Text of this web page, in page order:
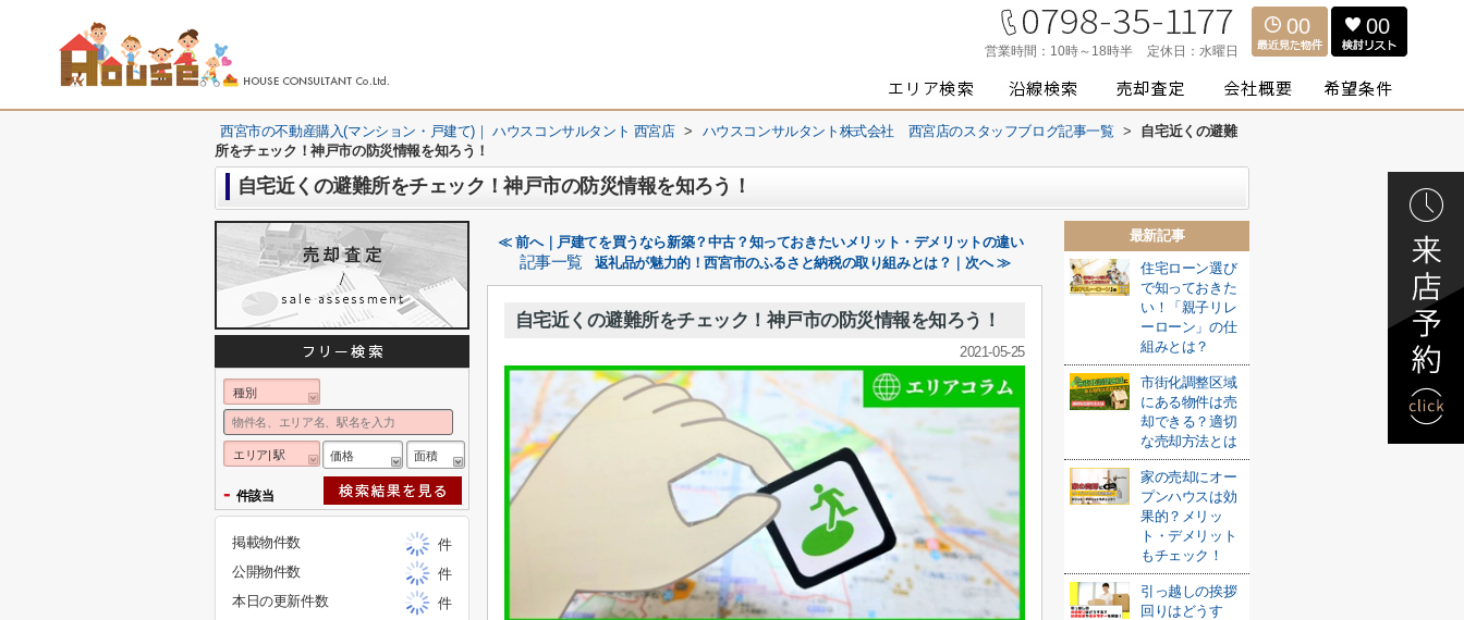
営業時間： 10時～18時半 定休日： 水曜日
00 00
西宮市の不動産購入(マンション・戸建て)｜ ハウスコンサルタント 西宮店 > ハウスコンサルタント株式会社 西宮店のスタッフブログ記事一覧 >
自宅近くの避難
所をチェック！神戸市の防災情報を知ろう！
自宅近くの避難所をチェック！神戸市の防災情報を知ろう！
≪ 前へ｜戸建てを買うなら新築？中古？知っておきたいメリット・デメリットの違い
記事一覧 返礼品が魅力的！西宮市のふるさと納税の取り組みとは？｜次へ ≫
自宅近くの避難所をチェック！神戸市の防災情報を知ろう！
2021-05-25
最新記事
住宅ローン選び
で知っておきた
い！「親子リレ
ーローン」の仕
組みとは？
市街化調整区域
にある物件は売
却できる？適切
な売却方法とは
家の売却にオー
プンハウスは効
果的？メリッ
ト・デメリット
もチェック！
引っ越しの挨拶
回りはどうす
種別
エリア| 駅 価格 面積
- 件該当
掲載物件数
件
公開物件数
件
本日の更新件数
件